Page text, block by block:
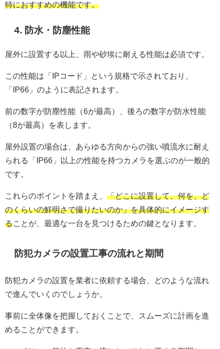
特におすすめの機能です。
4. 防水・防塵性能
屋外に設置する以上、雨や砂埃に耐える性能は必須です。
この性能は「IPコード」という規格で示されており、
「IP66」のように表記されます。
前の数字が防塵性能（6が最高）、後ろの数字が防水性能
（8が最高）を表します。
屋外設置の場合は、あらゆる方向からの強い噴流水に耐え
られる「IP66」以上の性能を持つカメラを選ぶのが一般的
です。
これらのポイントを踏まえ、 「どこに設置して、何を、ど
のくらいの鮮明さで撮りたいのか」を具体的にイメージす
ることが、最適な一台を見つけるための鍵となります。
防犯カメラの設置工事の流れと期間
防犯カメラの設置を業者に依頼する場合、どのような流れ
で進んでいくのでしょうか。
事前に全体像を把握しておくことで、スムーズに計画を進
めることができます。